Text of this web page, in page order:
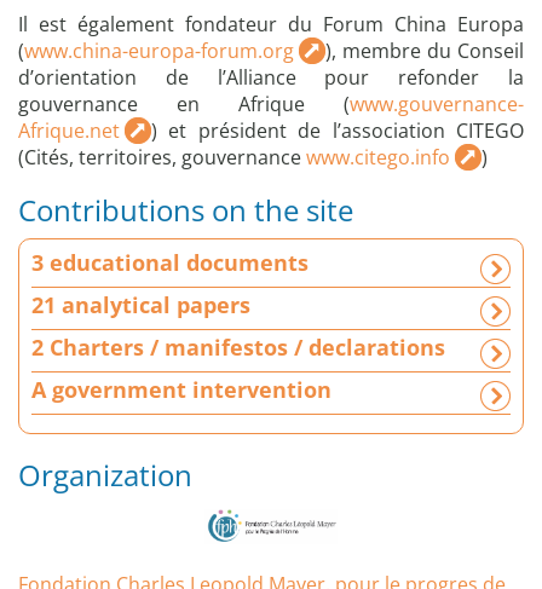
Il est également fondateur du Forum China Europa
(www.china-europa-forum.org
), membre du Conseil
d’orientation de l’Alliance pour refonder la
gouvernance en Afrique (www.gouvernance-
Afrique.net
) et président de l’association CITEGO
(Cités, territoires, gouvernancewww.citego.info )
Contributions on the site
3
i
o
n
3 educational documents
21 analytical papers
2 Charters / manifestos / declarations
A government intervention
Organization